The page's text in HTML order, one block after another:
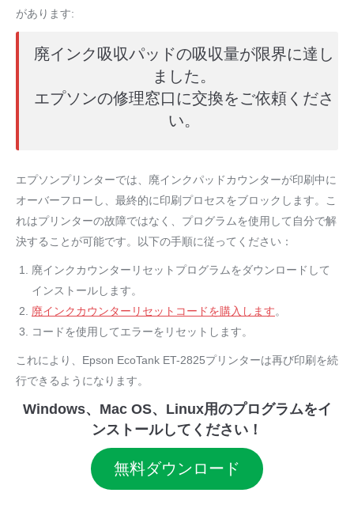
があります:
廃インク吸収パッドの吸収量が限界に達し
ました。
エプソンの修理窓口に交換をご依頼くださ
い。
エプソンプリンターでは、廃インクパッドカウンターが印刷中に
オーバーフローし、最終的に印刷プロセスをブロックします。こ
れはプリンターの故障ではなく、プログラムを使用して自分で解
決することが可能です。以下の手順に従ってください：
廃インクカウンターリセットプログラムをダウンロードして
インストールします。
廃インクカウンターリセットコードを購入します。
コードを使用してエラーをリセットします。
これにより、Epson EcoTank ET-2825プリンターは再び印刷を続
行できるようになります。
Windows、Mac OS、Linux用のプログラムをイ
ンストールしてください！
無料ダウンロード